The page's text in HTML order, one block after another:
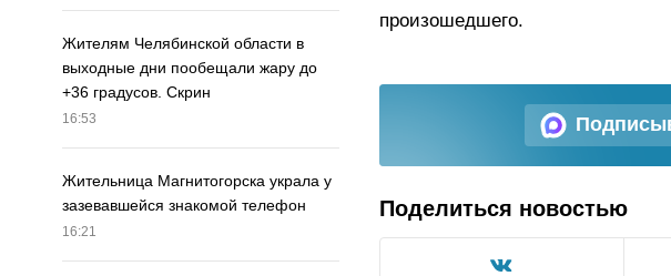
Жителям Челябинской области в
выходные дни пообещали жару до
+36 градусов. Скрин
16:53
Жительница Магнитогорска украла у
зазевавшейся знакомой телефон
16:21
произошедшего.
Поделиться новостью